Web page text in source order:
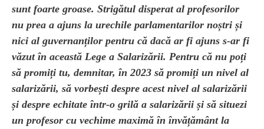
sunt foarte groase. Strigătul disperat al profesorilor
nu prea a ajuns la urechile parlamentarilor noștri și
nici al guvernanților pentru că dacă ar fi ajuns s-ar fi
văzut în această Lege a Salarizării. Pentru că nu poți
să promiți tu, demnitar, în 2023 să promiți un nivel al
salarizării, să vorbești despre acest nivel al salarizării
și despre echitate într-o grilă a salarizării și să situezi
un profesor cu vechime maximă în învățământ la